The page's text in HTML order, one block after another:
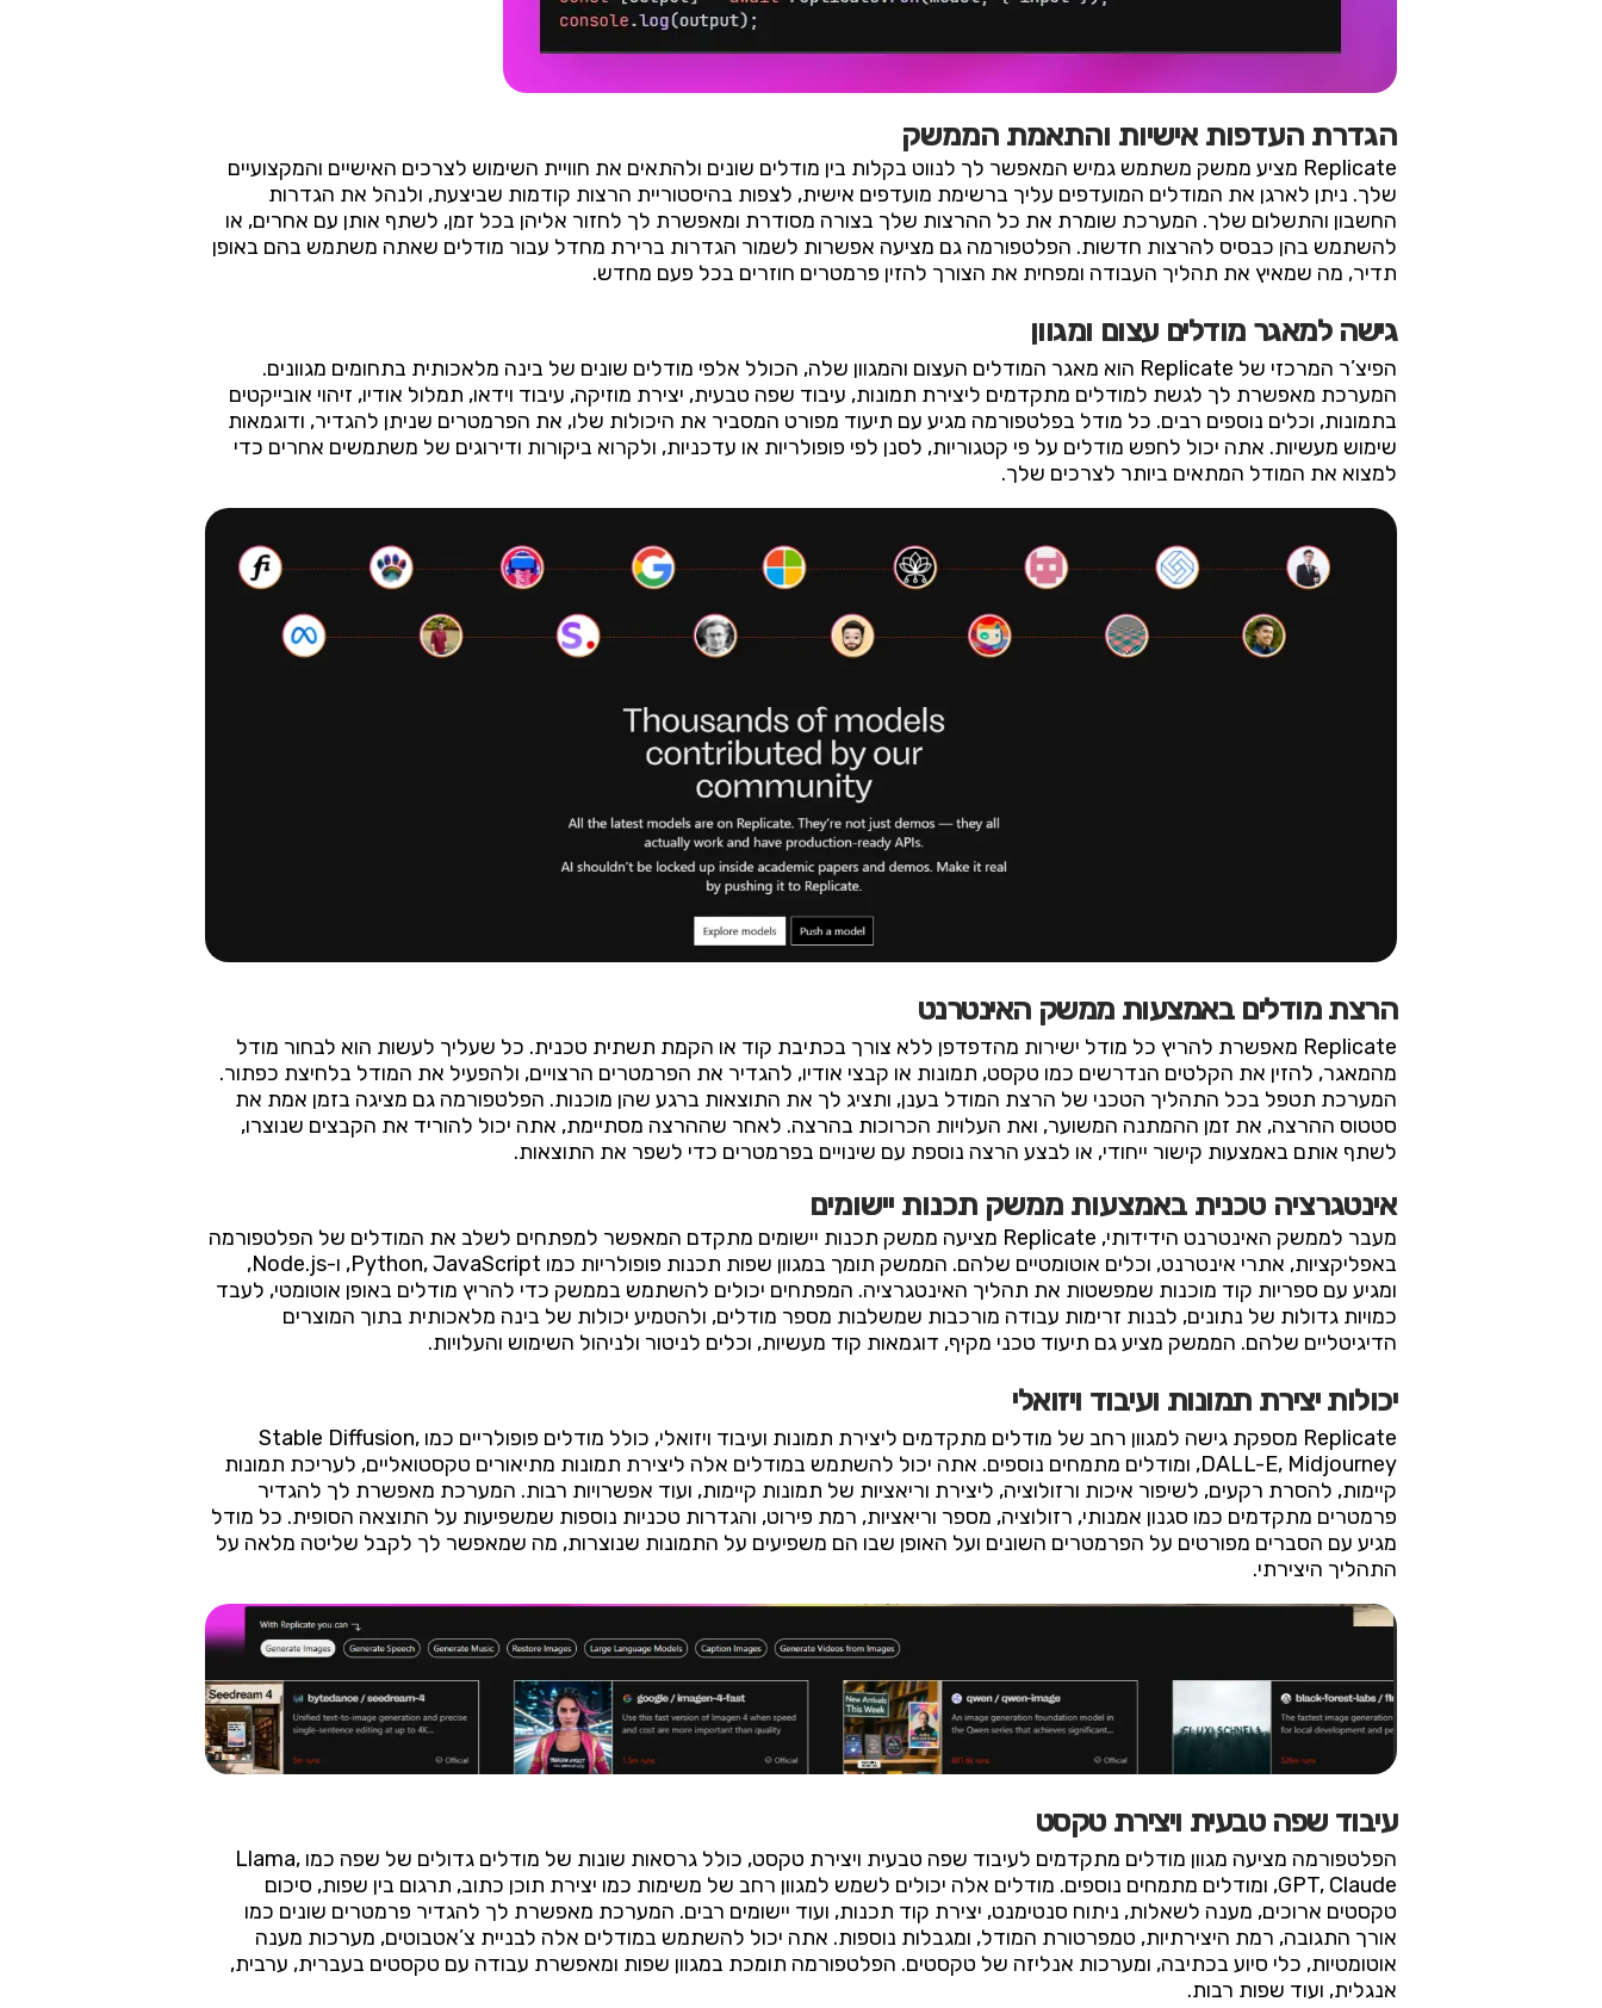
הגדרת העדפות אישיות והתאמת הממשק
Replicate מציע ממשק משתמש גמיש המאפשר לך לנווט בקלות בין מודלים שונים ולהתאים את חוויית השימוש לצרכים האישיים והמקצועיים
שלך. ניתן לארגן את המודלים המועדפים עליך ברשימת מועדפים אישית, לצפות בהיסטוריית הרצות קודמות שביצעת, ולנהל את הגדרות
החשבון והתשלום שלך. המערכת שומרת את כל ההרצות שלך בצורה מסודרת ומאפשרת לך לחזור אליהן בכל זמן, לשתף אותן עם אחרים, או
להשתמש בהן כבסיס להרצות חדשות. הפלטפורמה גם מציעה אפשרות לשמור הגדרות ברירת מחדל עבור מודלים שאתה משתמש בהם באופן
תדיר, מה שמאיץ את תהליך העבודה ומפחית את הצורך להזין פרמטרים חוזרים בכל פעם מחדש.
גישה למאגר מודלים עצום ומגוון
הפיצ’ר המרכזי של Replicate הוא מאגר המודלים העצום והמגוון שלה, הכולל אלפי מודלים שונים של בינה מלאכותית בתחומים מגוונים.
המערכת מאפשרת לך לגשת למודלים מתקדמים ליצירת תמונות, עיבוד שפה טבעית, יצירת מוזיקה, עיבוד וידאו, תמלול אודיו, זיהוי אובייקטים
בתמונות, וכלים נוספים רבים. כל מודל בפלטפורמה מגיע עם תיעוד מפורט המסביר את היכולות שלו, את הפרמטרים שניתן להגדיר, ודוגמאות
שימוש מעשיות. אתה יכול לחפש מודלים על פי קטגוריות, לסנן לפי פופולריות או עדכניות, ולקרוא ביקורות ודירוגים של משתמשים אחרים כדי
למצוא את המודל המתאים ביותר לצרכים שלך.
הרצת מודלים באמצעות ממשק האינטרנט
Replicate מאפשרת להריץ כל מודל ישירות מהדפדפן ללא צורך בכתיבת קוד או הקמת תשתית טכנית. כל שעליך לעשות הוא לבחור מודל
מהמאגר, להזין את הקלטים הנדרשים כמו טקסט, תמונות או קבצי אודיו, להגדיר את הפרמטרים הרצויים, ולהפעיל את המודל בלחיצת כפתור.
המערכת תטפל בכל התהליך הטכני של הרצת המודל בענן, ותציג לך את התוצאות ברגע שהן מוכנות. הפלטפורמה גם מציגה בזמן אמת את
סטטוס ההרצה, את זמן ההמתנה המשוער, ואת העלויות הכרוכות בהרצה. לאחר שההרצה מסתיימת, אתה יכול להוריד את הקבצים שנוצרו,
לשתף אותם באמצעות קישור ייחודי, או לבצע הרצה נוספת עם שינויים בפרמטרים כדי לשפר את התוצאות.
אינטגרציה טכנית באמצעות ממשק תכנות יישומים
מעבר לממשק האינטרנט הידידותי, Replicate מציעה ממשק תכנות יישומים מתקדם המאפשר למפתחים לשלב את המודלים של הפלטפורמה
באפליקציות, אתרי אינטרנט, וכלים אוטומטיים שלהם. הממשק תומך במגוון שפות תכנות פופולריות כמו Python, JavaScript, ו-Node.js,
ומגיע עם ספריות קוד מוכנות שמפשטות את תהליך האינטגרציה. המפתחים יכולים להשתמש בממשק כדי להריץ מודלים באופן אוטומטי, לעבד
כמויות גדולות של נתונים, לבנות זרימות עבודה מורכבות שמשלבות מספר מודלים, ולהטמיע יכולות של בינה מלאכותית בתוך המוצרים
הדיגיטליים שלהם. הממשק מציע גם תיעוד טכני מקיף, דוגמאות קוד מעשיות, וכלים לניטור ולניהול השימוש והעלויות.
יכולות יצירת תמונות ועיבוד ויזואלי
Replicate מספקת גישה למגוון רחב של מודלים מתקדמים ליצירת תמונות ועיבוד ויזואלי, כולל מודלים פופולריים כמו Stable Diffusion,
DALL-E, Midjourney, ומודלים מתמחים נוספים. אתה יכול להשתמש במודלים אלה ליצירת תמונות מתיאורים טקסטואליים, לעריכת תמונות
קיימות, להסרת רקעים, לשיפור איכות ורזולוציה, ליצירת וריאציות של תמונות קיימות, ועוד אפשרויות רבות. המערכת מאפשרת לך להגדיר
פרמטרים מתקדמים כמו סגנון אמנותי, רזולוציה, מספר וריאציות, רמת פירוט, והגדרות טכניות נוספות שמשפיעות על התוצאה הסופית. כל מודל
מגיע עם הסברים מפורטים על הפרמטרים השונים ועל האופן שבו הם משפיעים על התמונות שנוצרות, מה שמאפשר לך לקבל שליטה מלאה על
התהליך היצירתי.
עיבוד שפה טבעית ויצירת טקסט
הפלטפורמה מציעה מגוון מודלים מתקדמים לעיבוד שפה טבעית ויצירת טקסט, כולל גרסאות שונות של מודלים גדולים של שפה כמו Llama,
GPT, Claude, ומודלים מתמחים נוספים. מודלים אלה יכולים לשמש למגוון רחב של משימות כמו יצירת תוכן כתוב, תרגום בין שפות, סיכום
טקסטים ארוכים, מענה לשאלות, ניתוח סנטימנט, יצירת קוד תכנות, ועוד יישומים רבים. המערכת מאפשרת לך להגדיר פרמטרים שונים כמו
אורך התגובה, רמת היצירתיות, טמפרטורת המודל, ומגבלות נוספות. אתה יכול להשתמש במודלים אלה לבניית צ’אטבוטים, מערכות מענה
אוטומטיות, כלי סיוע בכתיבה, ומערכות אנליזה של טקסטים. הפלטפורמה תומכת במגוון שפות ומאפשרת עבודה עם טקסטים בעברית, ערבית,
אנגלית, ועוד שפות רבות.